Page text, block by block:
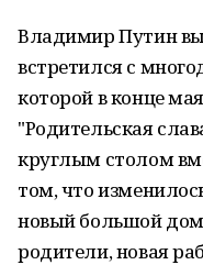
Владимир Путин
встретился с
которой в конце
"Родительская
круглым столом
том, что
новый большой
родители, новая